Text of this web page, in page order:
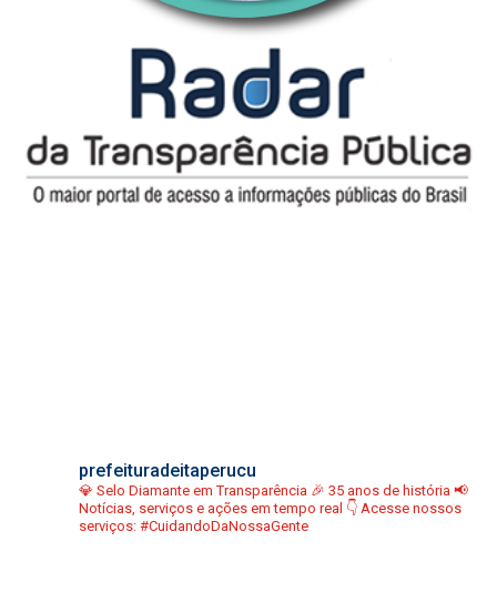
prefeituradeitaperucu
💎 Selo Diamante em Transparência 🎉 35 anos de história 📢
Notícias, serviços e ações em tempo real 👇 Acesse nossos
serviços: #CuidandoDaNossaGente